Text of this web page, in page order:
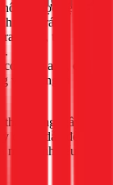
được vệ
bị rách
ngoài, tạo
chứa axit, các
vào cũng là
ống, gây
được, dẫn đến
máy lạnh yếu đi